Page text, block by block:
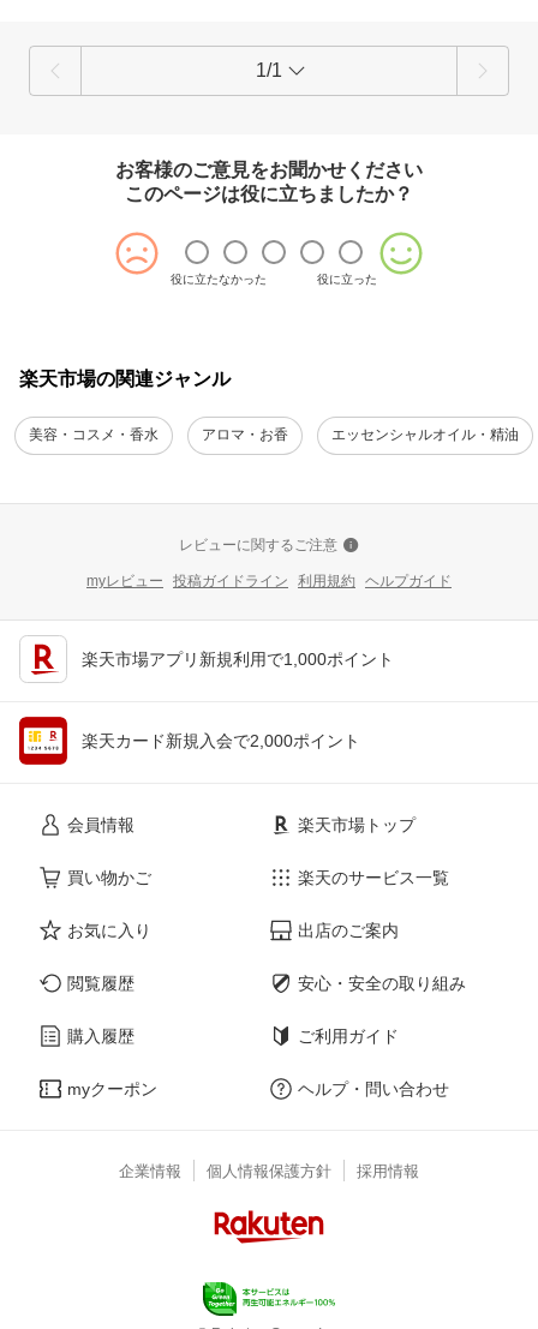
1/1
お客様のご意見をお聞かせください
このページは役に立ちましたか？
役に立たなかった 役に立った
楽天市場の関連ジャンル
美容・コスメ・香水 アロマ・お香 エッセンシャルオイル・精油
レビューに関するご注意
myレビュー 投稿ガイドライン 利用規約 ヘルプガイド
楽天市場アプリ新規利用で1,000ポイント
楽天カード新規入会で2,000ポイント
会員情報
買い物かご
お気に入り
閲覧履歴
購入履歴
myクーポン
楽天市場トップ
楽天のサービス一覧
出店のご案内
安心・安全の取り組み
ご利用ガイド
ヘルプ・問い合わせ
企業情報 個人情報保護方針 採用情報